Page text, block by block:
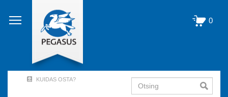
edasi
põhisisu
0
KUIDAS OSTA? Otsing